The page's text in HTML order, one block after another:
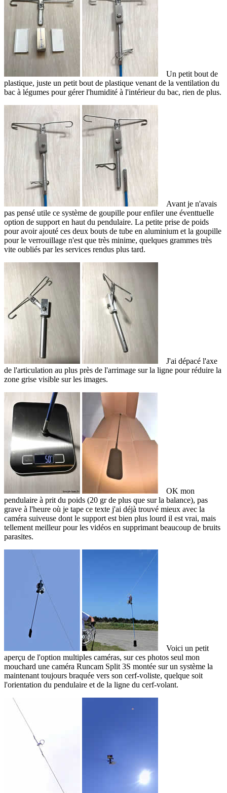
Un petit bout de
plastique, juste un petit bout de plastique venant de la ventilation du
bac à légumes pour gérer l'humidité à l'intérieur du bac, rien de plus.
Avant je n'avais
pas pensé utile ce système de goupille pour enfiler une éventtuelle
option de support en haut du pendulaire. La petite prise de poids
pour avoir ajouté ces deux bouts de tube en aluminium et la goupille
pour le verrouillage n'est que très minime, quelques grammes très
vite oubliés par les services rendus plus tard.
J'ai dépacé l'axe
de l'articulation au plus près de l'arrimage sur la ligne pour réduire la
zone grise visible sur les images.
OK mon
pendulaire à prit du poids (20 gr de plus que sur la balance), pas
grave à l'heure où je tape ce texte j'ai déjà trouvé mieux avec la
caméra suiveuse dont le support est bien plus lourd il est vrai, mais
tellement meilleur pour les vidéos en supprimant beaucoup de bruits
parasites.
Voici un petit
aperçu de l'option multiples caméras, sur ces photos seul mon
mouchard une caméra Runcam Split 3S montée sur un système la
maintenant toujours braquée vers son cerf-voliste, quelque soit
l'orientation du pendulaire et de la ligne du cerf-volant.